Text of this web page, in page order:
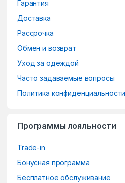
Гарантия
Доставка
Рассрочка
Обмен и возврат
Уход за одеждой
Часто задаваемые вопросы
Политика конфиденциальности
Программы лояльности
Trade-in
Бонусная программа
Бесплатное обслуживание